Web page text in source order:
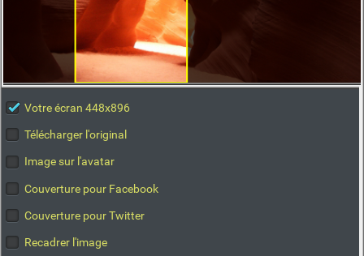
Votre écran 448x896
Télécharger l'original
Image sur l'avatar
Couverture pour Facebook
Couverture pour Twitter
Recadrer l'image